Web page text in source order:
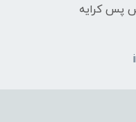
پس کرایه